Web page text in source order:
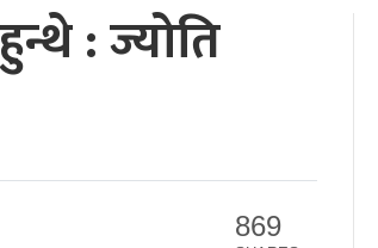
: ज्योति
869